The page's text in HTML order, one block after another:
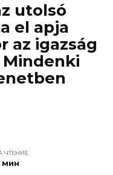
utolsó
el apja
az igazság
ЧТЕНИЕ
мин